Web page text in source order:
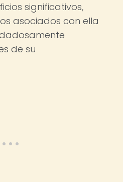
significativos,
asociados con ella
de su